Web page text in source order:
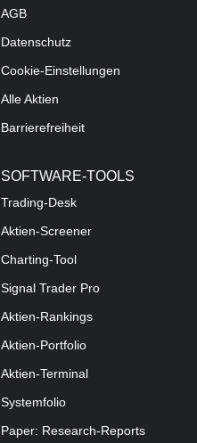
AGB
Datenschutz
Cookie-Einstellungen
Alle Aktien
Barrierefreiheit
SOFTWARE-TOOLS
Trading-Desk
Aktien-Screener
Charting-Tool
Signal Trader Pro
Aktien-Rankings
Aktien-Portfolio
Aktien-Terminal
Systemfolio
Paper: Research-Reports